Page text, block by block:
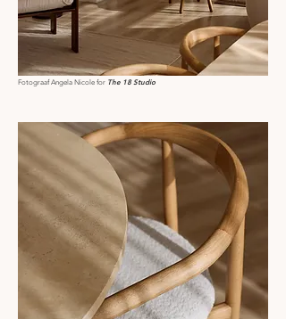
Fotograaf Angela Nicole for The 18 Studio